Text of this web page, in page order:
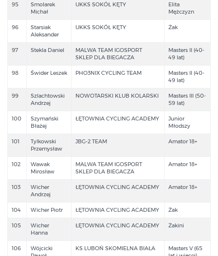
95
Smolarek
Michał
UKKS SOKÓŁ KĘTY
Elita
Mężczyzn
96
Starsiak
Aleksander
UKKS SOKÓŁ KĘTY Żak
97 Stekla Daniel
MALWA TEAM IGOSPORT
SKLEP DLA BIEGACZA
Masters II (40-
49 lat)
98 Świder Leszek PHO3NIX CYCLING TEAM
Masters II (40-
49 lat)
99
Szlachtowski
Andrzej
NOWOTARSKI KLUB KOLARSKI
Masters III (50-
59 lat)
100
Szymański
Błażej
ŁĘTOWNIA CYCLING ACADEMY
Junior
Młodszy
101
Tylkowski
Przemysław
JBG-2 TEAM Amator 18+
102
Wawak
Mirosław
MALWA TEAM IGOSPORT
SKLEP DLA BIEGACZA
Amator 18+
103
Wicher
Andrzej
ŁĘTOWNIA CYCLING ACADEMY Amator 18+
104 Wicher Piotr ŁĘTOWNIA CYCLING ACADEMY Żak
105
Wicher
Hanna
ŁĘTOWNIA CYCLING ACADEMY Żakini
106
Wójcicki
KS LUBOŃ SKOMIELNA BIAŁA
Masters V (65